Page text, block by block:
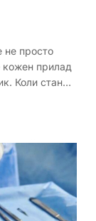
не просто
кожен прилад
Коли стан…